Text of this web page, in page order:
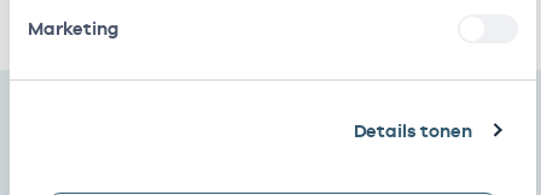
Marketing
Details tonen